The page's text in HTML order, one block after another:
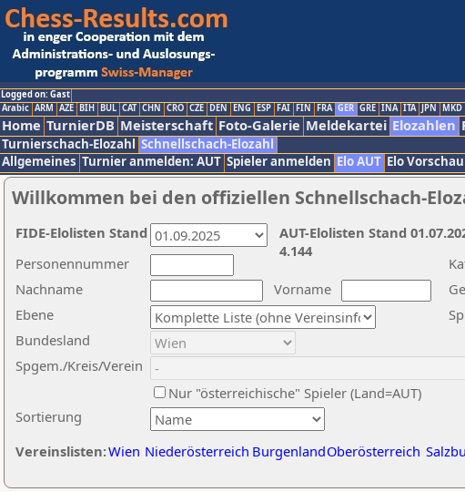
Logged on: Gast
Arabic ARM AZE BIH BUL CAT CHN CRO CZE DEN ENG ESP FAI FIN FRA GER GRE INA ITA JPN MKD
Home TurnierDB Meisterschaft Foto-Galerie Meldekartei Elozahlen
Turnierschach-Elozahl Schnellschach-Elozahl
Allgemeines Turnier anmelden: AUT Spieler anmelden Elo AUT Elo Vorschau
Willkommen bei den offiziellen Schnellschach-
Nachname
Vorname
Ebene
Sortierung
Personennummer
Bundesland
Spgem./Kreis/Verein
Nur "österreichische" Spieler (Land=AUT)
Vereinslisten:Wien Niederösterreich BurgenlandOberösterreich
AUT-Elolisten Stand
4.144
FIDE-Elolisten Stand